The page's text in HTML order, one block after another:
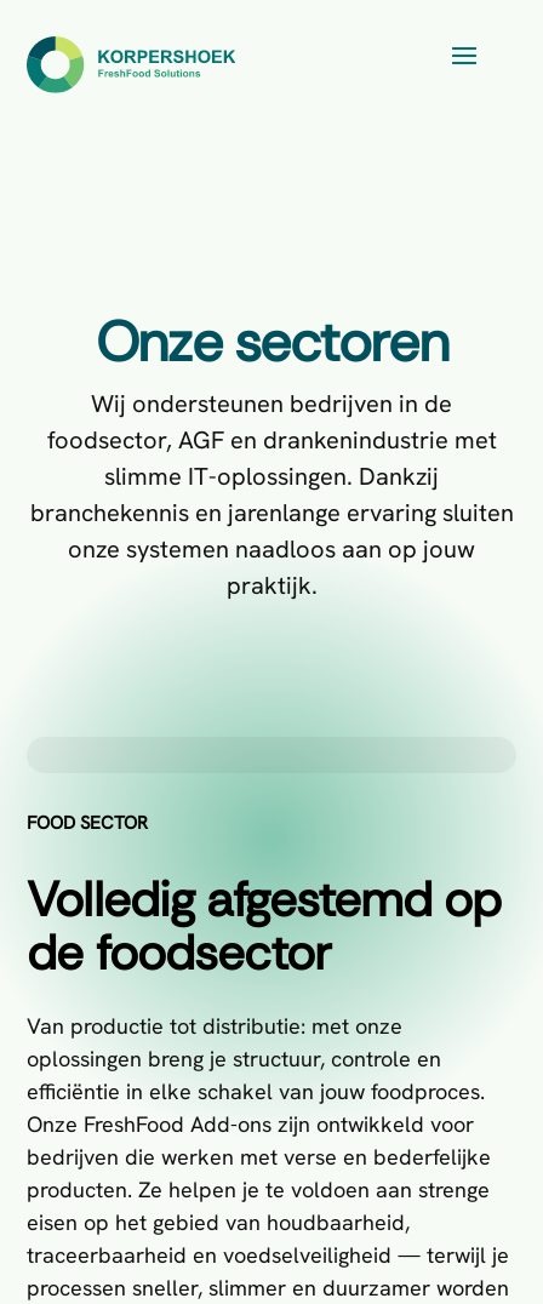
Onze sectoren
Wij ondersteunen bedrijven in de
foodsector, AGF en drankenindustrie met
slimme IT-oplossingen. Dankzij
branchekennis en jarenlange ervaring sluiten
onze systemen naadloos aan op jouw
praktijk.
FOOD SECTOR
Volledig afgestemd op
de foodsector
Van productie tot distributie: met onze
oplossingen breng je structuur, controle en
efficiëntie in elke schakel van jouw foodproces.
Onze FreshFood Add-ons zijn ontwikkeld voor
bedrijven die werken met verse en bederfelijke
producten. Ze helpen je te voldoen aan strenge
eisen op het gebied van houdbaarheid,
traceerbaarheid en voedselveiligheid — terwijl je
processen sneller, slimmer en duurzamer worden